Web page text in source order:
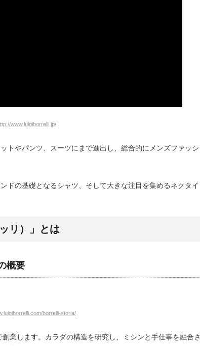
www.luigiborrelli.jp/
トやパンツ、スーツにまで進出し、総合的にメンズファッシ
ドの基礎となるシャツ、そして大きな注目を集めるネクタイ
リ）」とは
概要
borrelli-storia/
業します。カラダの構造を研究し、ミシンと手仕事を融合さ